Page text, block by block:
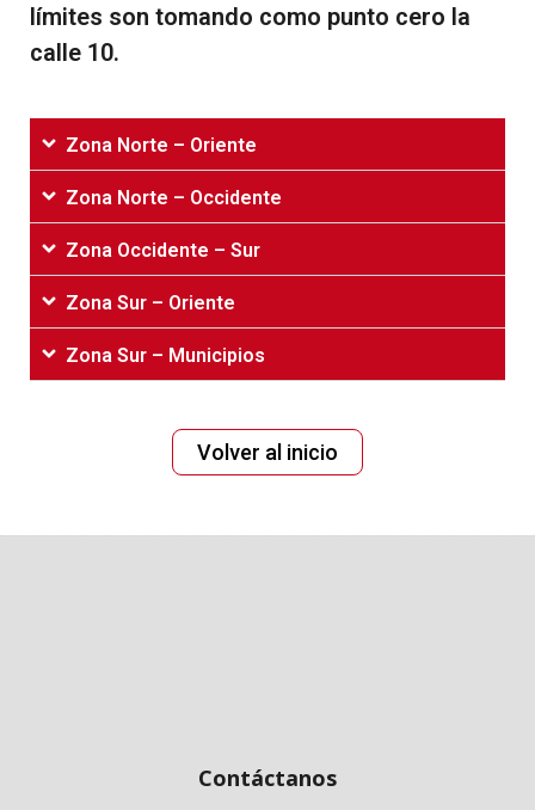
‌límites‌ ‌son‌ ‌tomando‌ ‌como‌ ‌punto‌ ‌cero‌ ‌la‌
‌calle‌ ‌10.‌
Zona Norte – Oriente
Zona Norte – Occidente
Zona Occidente – Sur
Zona Sur – Oriente
Zona Sur – Municipios
Volver‌ ‌al‌ ‌inicio
Contáctanos